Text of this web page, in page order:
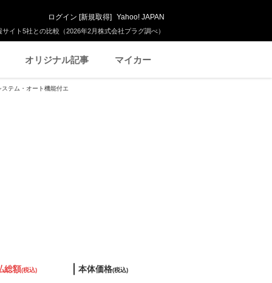
イト5社との比較（2026年2月株式会社プラグ調べ）
ログイン [新規取得] Yahoo! JAPAN
オリジナル記事 マイカー
テム・オート機能付エ
総額(税込) 本体価格(税込)